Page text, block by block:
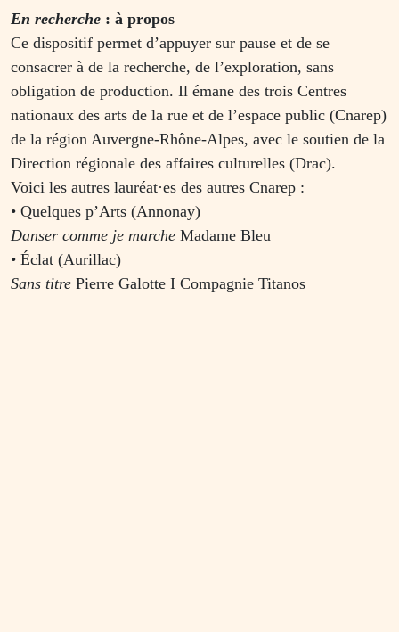
En recherche : à propos
Ce dispositif permet d’appuyer sur pause et de se
consacrer à de la recherche, de l’exploration, sans
obligation de production. Il émane des trois Centres
nationaux des arts de la rue et de l’espace public (Cnarep)
de la région Auvergne-Rhône-Alpes, avec le soutien de la
Direction régionale des affaires culturelles (Drac).
Voici les autres lauréat·es des autres Cnarep :
• Quelques p’Arts (Annonay)
Danser comme je marche Madame Bleu
• Éclat (Aurillac)
Sans titre Pierre Galotte I Compagnie Titanos